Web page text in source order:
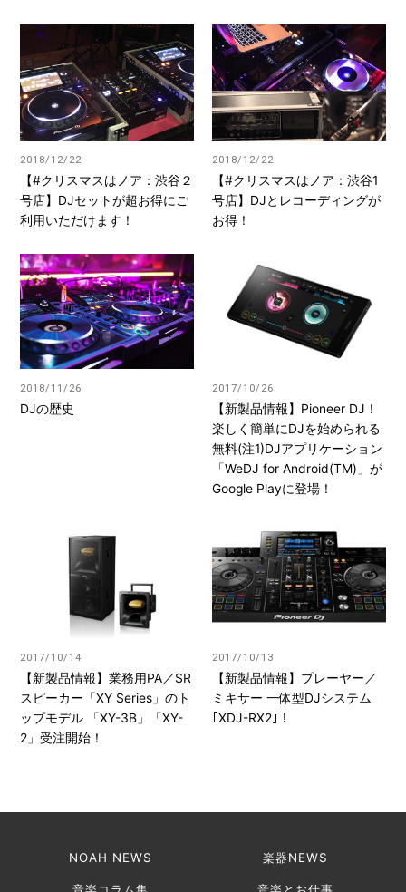
2018/12/22
【#クリスマスはノア：渋谷２
号店】DJセットが超お得にご
利用いただけます！
2018/12/22
【#クリスマスはノア：渋谷1
号店】DJとレコーディングが
お得！
2018/11/26
DJの歴史
2017/10/26
【新製品情報】Pioneer DJ！
楽しく簡単にDJを始められる
無料(注1)DJアプリケーション
「WeDJ for Android(TM)」が
Google Playに登場！
2017/10/14
【新製品情報】業務用PA／SR
スピーカー「XY Series」のト
ップモデル 「XY-3B」「XY-
2」受注開始！
2017/10/13
【新製品情報】プレーヤー／
ミキサー 一体型DJシステム
｢XDJ-RX2｣！
NOAH NEWS 楽器NEWS